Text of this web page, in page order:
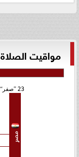
مواقيت الصلاة
23 صفر
مصر